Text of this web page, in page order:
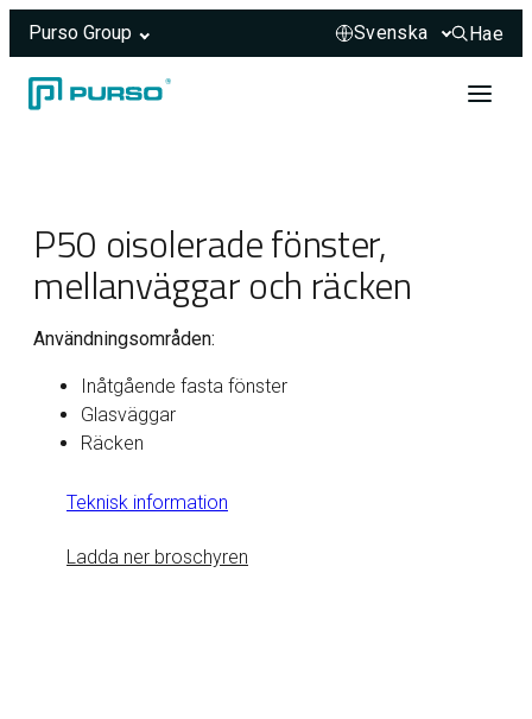
Purso Group
Hae
Hae
P50 oisolerade fönster,
mellanväggar och räcken
Användningsområden:
Inåtgående fasta fönster
Glasväggar
Räcken
Teknisk information
Ladda ner broschyren